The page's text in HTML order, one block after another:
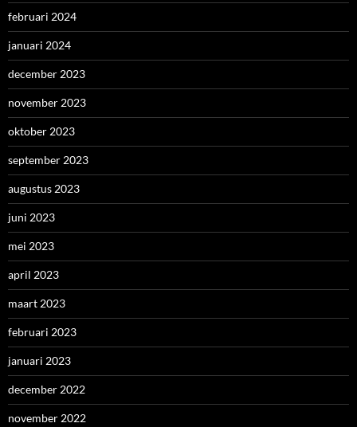
februari 2024
januari 2024
december 2023
november 2023
oktober 2023
september 2023
augustus 2023
juni 2023
mei 2023
april 2023
maart 2023
februari 2023
januari 2023
december 2022
november 2022